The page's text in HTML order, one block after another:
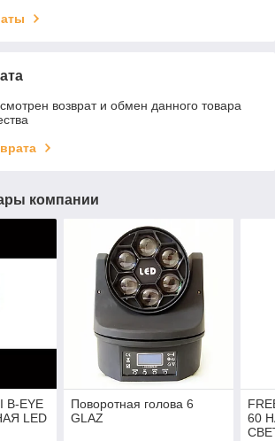
возврат и обмен данного товара
компании
B-EYE
LED
Поворотная голова 6
GLAZ
60